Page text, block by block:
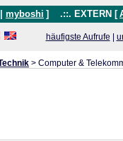
myboshi ] .::. EXTERN [
häufigste Aufrufe
> Computer &